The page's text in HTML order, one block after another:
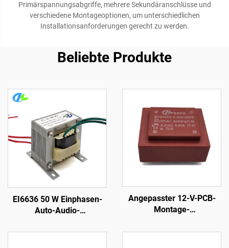
Primärspannungsabgriffe, mehrere Sekundäranschlüsse und
verschiedene Montageoptionen, um unterschiedlichen
Installationsanforderungen gerecht zu werden.
Beliebte Produkte
EI6636 50 W Einphasen-
Auto-Audio-
50-W-
Angepasster 12-V-PCB-
Montage-
400 V mit 110 V, 220 V, 240